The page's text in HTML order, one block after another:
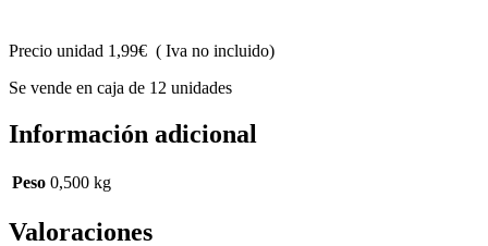
Precio unidad 1,99€ ( Iva no incluido)
Se vende en caja de 12 unidades
Información adicional
Peso 0,500 kg
Valoraciones